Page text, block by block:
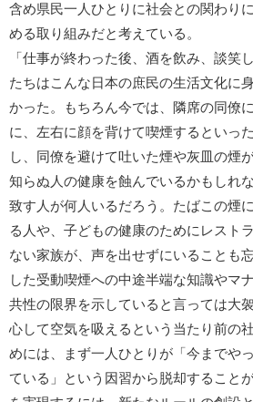
含め県民一人ひとりに社会との関わり
める取り組みだと考えている。
「仕事が終わった後、酒を飲み、談笑
たちはこんな日本の庶民の生活文化に
かった。もちろん今では、隣席の同僚
に、左右に顔を背けて喫煙するといっ
し、同僚を避けて吐いた煙や灰皿の煙
知らぬ人の健康を蝕んでいるかもしれ
致す人が何人いるだろう。たばこの煙
る人や、子どもの健康のためにレスト
ない家族が、声を出せずにいることも
した受動喫煙への中途半端な知識やマ
共性の限界を示していると言っては大
心して空気を吸えるという当たり前の
めには、まず一人ひとりが「今までや
ている」という因習から脱却すること